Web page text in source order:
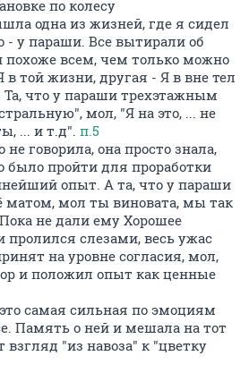
по колесу
одна из жизней, где я сидел
- у параши. Все вытирали об
всем, чем только можно
той жизни, другая - Я в вне тел
Та, что у параши трехэтажным
мол, "Я на это, ... не
... и т.д". п.5
говорила, она просто знала,
было пройти для проработки
опыт. А та, что у параши
матом, мол ты виновата, мы так
не дали ему Хорошее
слезами, весь ужас
на уровне согласия, мол,
и положил опыт как ценные
самая сильная по эмоциям
Память о ней и мешала на тот
"из навоза" к "цветку